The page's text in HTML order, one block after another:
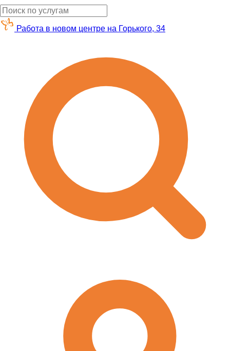
Работа в новом центре на Горького, 34